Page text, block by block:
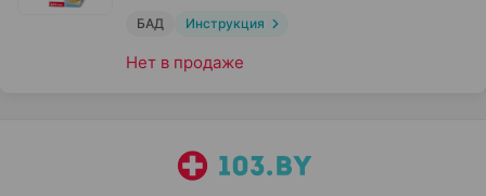
БАД Инструкция
Нет в продаже